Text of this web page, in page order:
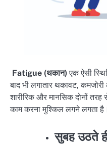
Fatigue (थकान)एक ऐसी
बाद भी लगातार थकावट,
शारीरिक और मानसिक दोनों
काम करना मुश्किल लगने लगता है।
सुबह उठते